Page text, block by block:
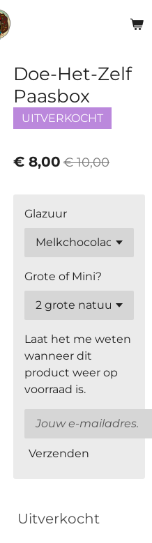
Doe-Het-Zelf
Paasbox
UITVERKOCHT
€ 8,00 € 10,00
Glazuur
Grote of Mini?
Laat het me weten
wanneer dit
product weer op
voorraad is.
Verzenden
Uitverkocht